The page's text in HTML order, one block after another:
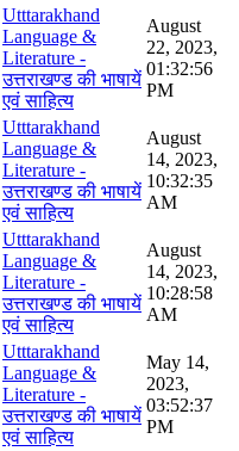
Utttarakhand
Language &
Literature -
उत्तराखण्ड की भाषायें
एवं साहित्य
August
22, 2023,
01:32:56
PM
Utttarakhand
Language &
Literature -
उत्तराखण्ड की भाषायें
एवं साहित्य
August
14, 2023,
10:32:35
AM
Utttarakhand
Language &
Literature -
उत्तराखण्ड की भाषायें
एवं साहित्य
August
14, 2023,
10:28:58
AM
Utttarakhand
Language &
Literature -
उत्तराखण्ड की भाषायें
एवं साहित्य
May 14,
2023,
03:52:37
PM